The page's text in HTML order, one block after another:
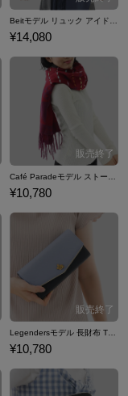
Beitモデル リュック アイドルマスター SideM
¥14,080
¥10,780
¥10,780